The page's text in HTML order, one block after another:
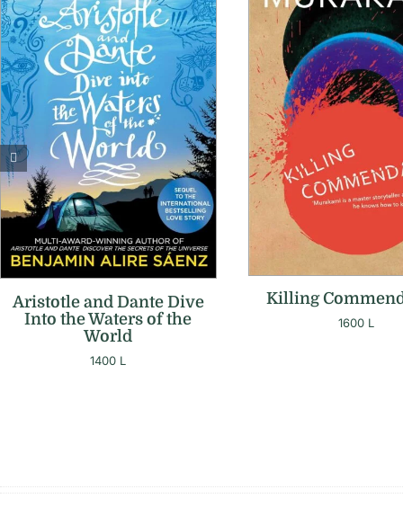
Aristotle and Dante Dive
Into the Waters of the
World
1400 L
Killing
1600 L